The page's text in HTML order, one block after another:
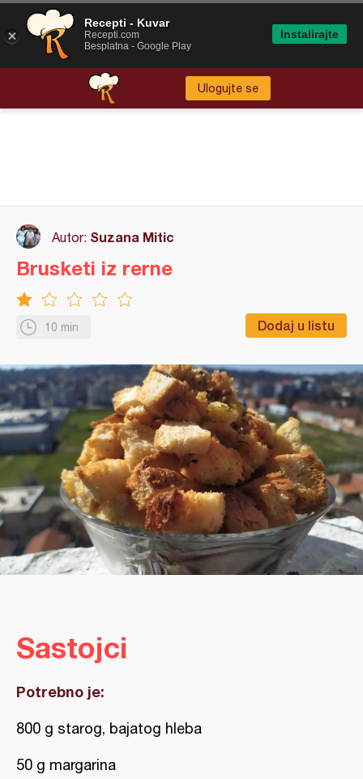
Ulogujte se
Autor: Suzana Mitic
10 min Dodaj u listu
Brusketi iz rerne
Sastojci
Potrebno je:
800 g starog, bajatog hleba
50 g margarina
Recepti - Kuvar
Recepti.com
Besplatna - Google Play
Instalirajte